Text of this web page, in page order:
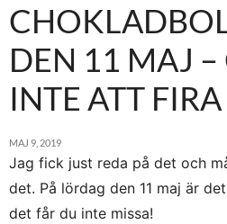
DEN 11 MAJ –
INTE ATT
MAJ 9, 2019
Jag fick just reda på det och
det. På lördag den 11 maj är
det får du inte missa!